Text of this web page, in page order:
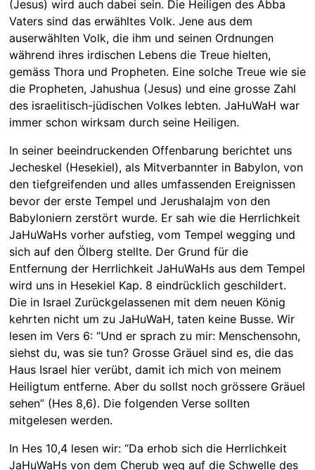
(Jesus) wird auch dabei sein. Die Heiligen des Abba
Vaters sind das erwähltes Volk. Jene aus dem
auserwählten Volk, die ihm und seinen Ordnungen
während ihres irdischen Lebens die Treue hielten,
gemäss Thora und Propheten. Eine solche Treue wie sie
die Propheten, Jahushua (Jesus) und eine grosse Zahl
des israelitisch-jüdischen Volkes lebten. JaHuWaH war
immer schon wirksam durch seine Heiligen.
In seiner beeindruckenden Offenbarung berichtet uns
Jecheskel (Hesekiel), als Mitverbannter in Babylon, von
den tiefgreifenden und alles umfassenden Ereignissen
bevor der erste Tempel und Jerushalajm von den
Babyloniern zerstört wurde. Er sah wie die Herrlichkeit
JaHuWaHs vorher aufstieg, vom Tempel wegging und
sich auf den Ölberg stellte. Der Grund für die
Entfernung der Herrlichkeit JaHuWaHs aus dem Tempel
wird uns in Hesekiel Kap. 8 eindrücklich geschildert.
Die in Israel Zurückgelassenen mit dem neuen König
kehrten nicht um zu JaHuWaH, taten keine Busse. Wir
lesen im Vers 6: “Und er sprach zu mir: Menschensohn,
siehst du, was sie tun? Grosse Gräuel sind es, die das
Haus Israel hier verübt, damit ich mich von meinem
Heiligtum entferne. Aber du sollst noch grössere Gräuel
sehen” (Hes 8,6). Die folgenden Verse sollten
mitgelesen werden.
In Hes 10,4 lesen wir: “Da erhob sich die Herrlichkeit
JaHuWaHs von dem Cherub weg auf die Schwelle des